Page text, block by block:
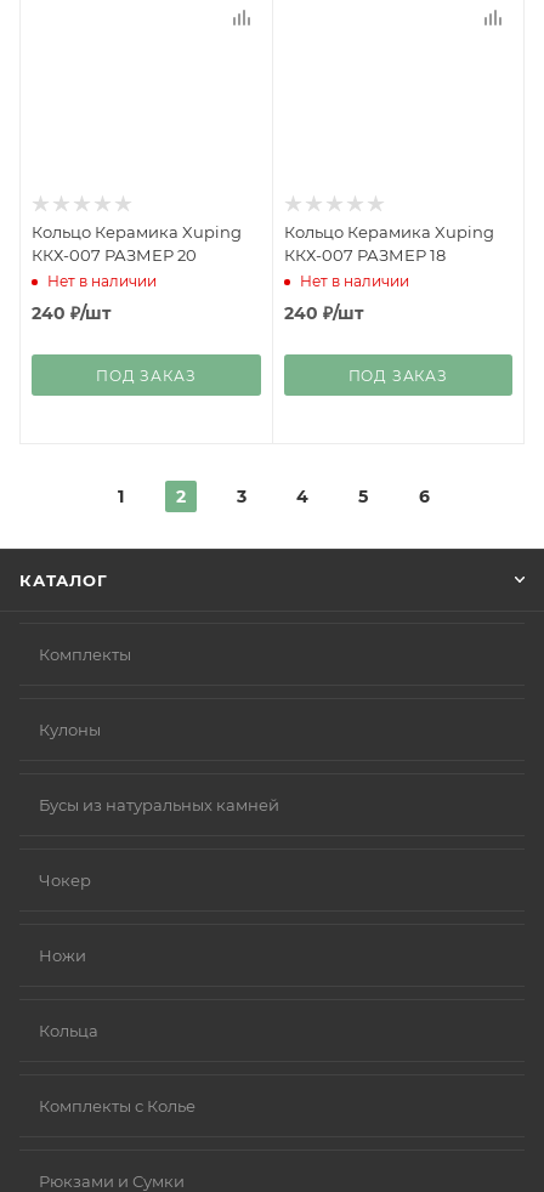
Кольцо Керамика Xuping
ККХ-007 РАЗМЕР 20
Нет в наличии
240 ₽/шт
ПОД ЗАКАЗ
Кольцо Керамика Xuping
ККХ-007 РАЗМЕР 18
Нет в наличии
240 ₽/шт
ПОД ЗАКАЗ
1 2 3 4 5 6
КАТАЛОГ
Комплекты
Кулоны
Бусы из натуральных камней
Чокер
Ножи
Кольца
Комплекты с Колье
Рюкзами и Сумки